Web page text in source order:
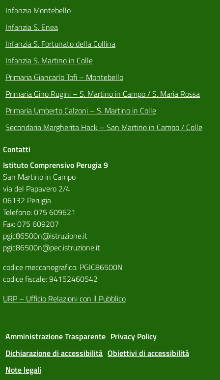
Infanzia Montebello
Infanzia S. Enea
Infanzia S. Fortunato della Collina
Infanzia S. Martino in Colle
Primaria Giancarlo Tofi – Montebello
Primaria Gino Rugini – S. Martino in Campo / S. Maria Rossa
Primaria Umberto Calzoni – S. Martino in Colle
Secondaria Margherita Hack – San Martino in Campo / Colle
Contatti
Istituto Comprensivo Perugia 9
San Martino in Campo
via del Papavero 2/4
06132 Perugia
Telefono: 075 609621
Fax: 075 609207
pgic86500n@istruzione.it
pgic86500n@pec.istruzione.it
codice meccanografico: PGIC86500N
codice fiscale: 94152460542
URP – Ufficio Relazioni con il Pubblico
Amministrazione Trasparente Privacy Policy
Dichiarazione di accessibilità Obiettivi di accessibilità
Note legali